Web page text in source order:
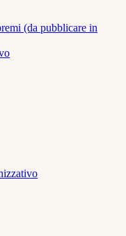
(da pubblicare in